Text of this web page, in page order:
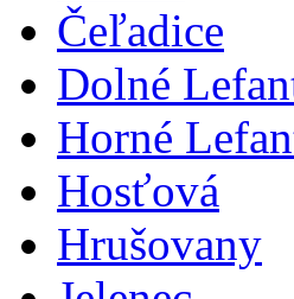
Čeľadice
Dolné
Horné
Hosťová
Hrušovany